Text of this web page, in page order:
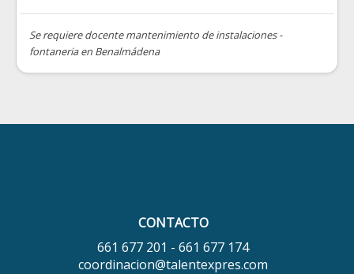
Se requiere docente mantenimiento de instalaciones -
fontaneria en Benalmádena
CONTACTO
661 677 201 - 661 677 174
coordinacion@talentexpres.com